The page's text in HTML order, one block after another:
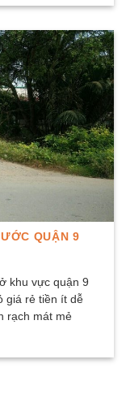
QUẬN 9
khu vực quận 9
giá rẻ tiền ít dễ
rạch mát mẻ